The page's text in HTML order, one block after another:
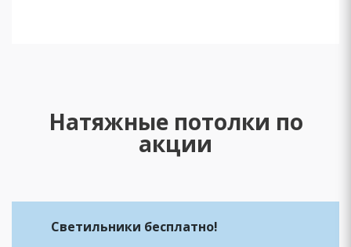
Натяжные потолки по
акции
Светильники бесплатно!